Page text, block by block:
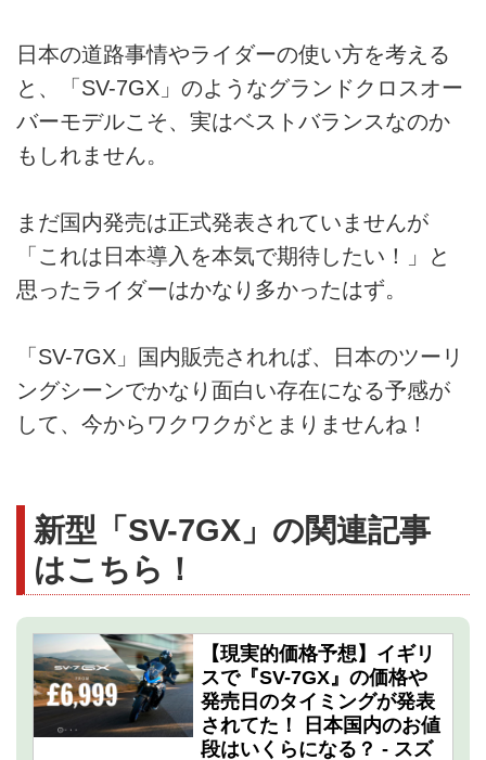
日本の道路事情やライダーの使い方を考える
と、「SV-7GX」のようなグランドクロスオー
バーモデルこそ、実はベストバランスなのか
もしれません。
まだ国内発売は正式発表されていませんが
「これは日本導入を本気で期待したい！」と
思ったライダーはかなり多かったはず。
「SV-7GX」国内販売されれば、日本のツーリ
ングシーンでかなり面白い存在になる予感が
して、今からワクワクがとまりませんね！
新型「SV-7GX」の関連記事
はこちら！
【現実的価格予想】イギリ
スで『SV-7GX』の価格や
発売日のタイミングが発表
されてた！ 日本国内のお値
段はいくらになる？ - スズ